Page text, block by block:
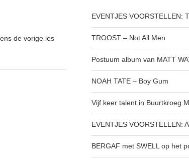
de vorige les
EVENTJES VOORSTELLEN:
TROOST – Not All Men
Postuum album van MATT
NOAH TATE – Boy Gum
Vijf keer talent in Buurtkroeg
EVENTJES VOORSTELLEN:
BERGAF met SWELL op het